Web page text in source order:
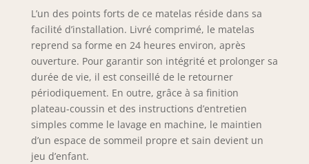
fournit un coussin
de sorte que vous ne
sentez jamais les
ressorts pour un
confort optimal.
SANS RISQUE - En
tant que fabricant,
nous garantissons
nos matelas pendant
10 ans. Si vous
L’un des points forts de ce matelas réside dans sa
facilité d’installation. Livré comprimé, le matelas
reprend sa forme en 24 heures environ, après
ouverture. Pour garantir son intégrité et prolonger sa
durée de vie, il est conseillé de le retourner
périodiquement. En outre, grâce à sa finition
plateau-coussin et des instructions d’entretien
simples comme le lavage en machine, le maintien
d’un espace de sommeil propre et sain devient un
jeu d’enfant.